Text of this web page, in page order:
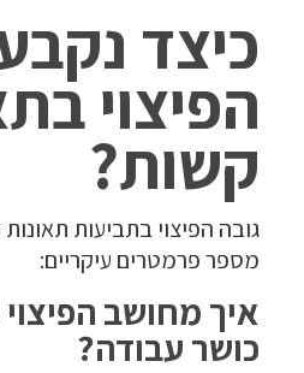
כיצד
הפיצוי
קשות?
גובה הפיצוי בתביעות
מספר פרמטרים עיקריים:
איך מחושב
כושר עבודה?